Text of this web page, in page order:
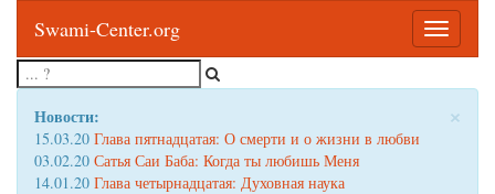
Toggle
Swami-Center.org
×
Новости:
15.03.20 Глава пятнадцатая: О смерти и о жизни в любви
03.02.20 Сатья Саи Баба: Когда ты любишь Меня
14.01.20 Глава четырнадцатая: Духовная наука